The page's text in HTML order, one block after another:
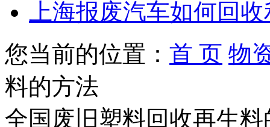
上海报废汽车如何回
您当前的位置： 首 页 物
料的方法
全国废旧塑料回收再生料